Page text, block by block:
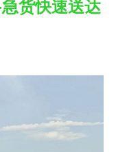
货快速送达